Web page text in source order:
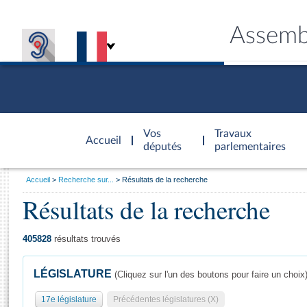
Accueil
d'accueil
Vos
députés
Travaux
parlementaires
Général
Vous
Accueil Recherche sur... Résultats de la recherche
Résultats de la recherche
405828 résultats trouvés
LÉGISLATURE (Cliquez sur l'un des boutons pour faire un choix)
17e législature Précédentes législatures (X)